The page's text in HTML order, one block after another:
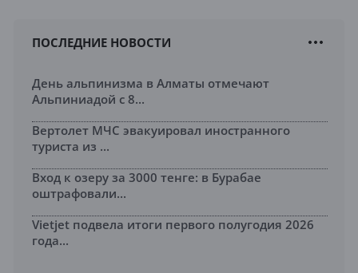
ПОСЛЕДНИЕ НОВОСТИ
День альпинизма в Алматы отмечают
Альпиниадой с 8...
Вертолет МЧС эвакуировал иностранного
туриста из ...
Вход к озеру за 3000 тенге: в Бурабае
оштрафовали...
Vietjet подвела итоги первого полугодия 2026
года...